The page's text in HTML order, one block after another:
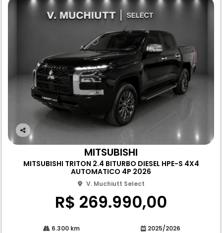
Co
rtil
MITSUBISHI
MITSUBISHI TRITON 2.4 BITURBO DIESEL HPE-S 4X4
AUTOMATICO 4P 2026
V. Muchiutt Select
R$ 269.990,00
6.300 km 2025/2026